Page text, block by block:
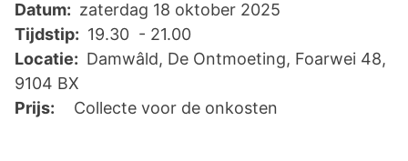
Datum: zaterdag 18 oktober 2025
Tijdstip: 19.30 - 21.00
Locatie: Damwâld, De Ontmoeting, Foarwei 48,
9104 BX
Prijs:
Collecte voor de onkosten